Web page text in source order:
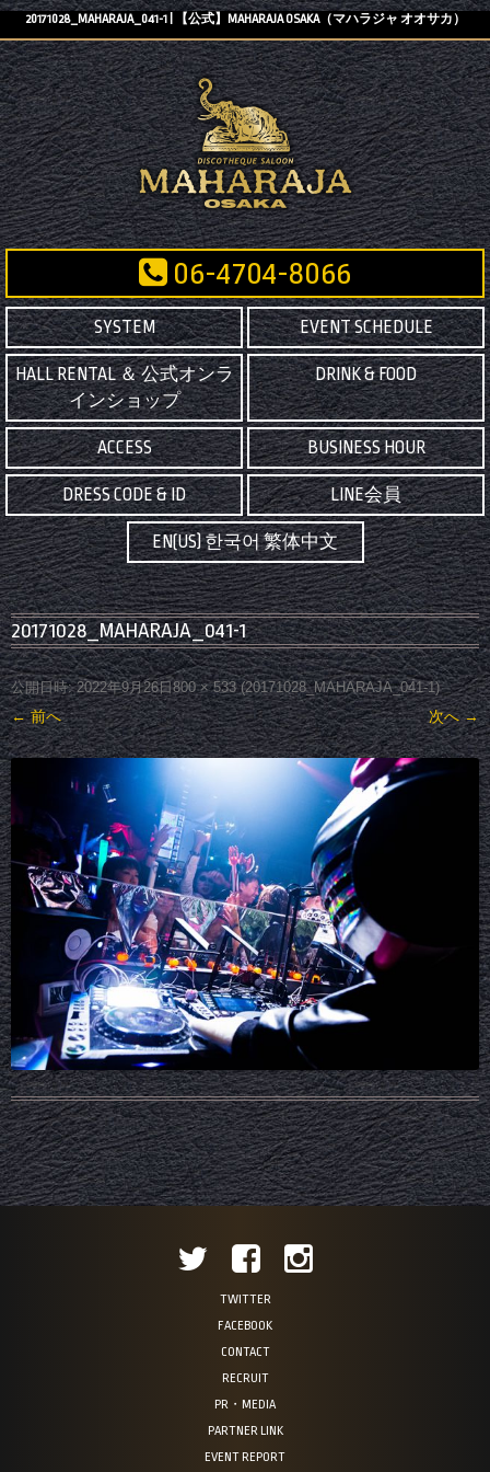
20171028_MAHARAJA_041-1 | 【公式】MAHARAJA OSAKA（マハラジャ オオサカ）
06-4704-8066
SYSTEM EVENT SCHEDULE
HALL RENTAL ＆ 公式オンラ
インショップ
DRINK & FOOD
ACCESS BUSINESS HOUR
DRESS CODE & ID LINE会員
EN(US) 한국어 繁体中文
20171028_MAHARAJA_041-1
公開日時: 2022年9月26日800 × 533(20171028_MAHARAJA_041-1)
← 前へ 次へ →
TWITTER
FACEBOOK
CONTACT
RECRUIT
PR・MEDIA
PARTNER LINK
EVENT REPORT